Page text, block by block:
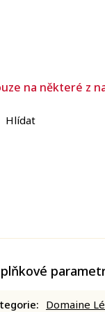
na některé z
Hlídat
: Domaine